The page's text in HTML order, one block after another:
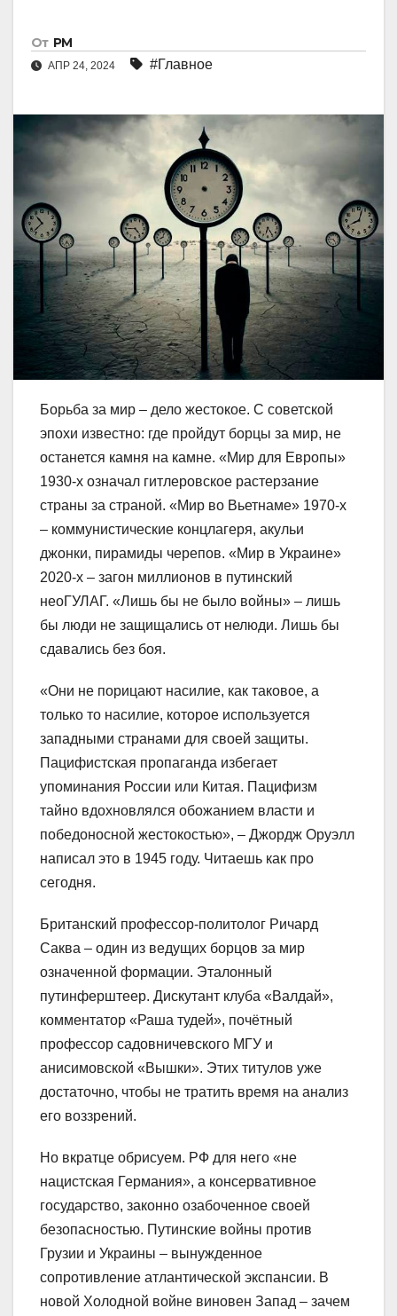
От РМ
АПР 24, 2024 #Главное
Борьба за мир – дело жестокое. С советской
эпохи известно: где пройдут борцы за мир, не
останется камня на камне. «Мир для Европы»
1930-х означал гитлеровское растерзание
страны за страной. «Мир во Вьетнаме» 1970-х
– коммунистические концлагеря, акульи
джонки, пирамиды черепов. «Мир в Украине»
2020-х – загон миллионов в путинский
неоГУЛАГ. «Лишь бы не было войны» – лишь
бы люди не защищались от нелюди. Лишь бы
сдавались без боя.
«Они не порицают насилие, как таковое, а
только то насилие, которое используется
западными странами для своей защиты.
Пацифистская пропаганда избегает
упоминания России или Китая. Пацифизм
тайно вдохновлялся обожанием власти и
победоносной жестокостью», – Джордж Оруэлл
написал это в 1945 году. Читаешь как про
сегодня.
Британский профессор-политолог Ричард
Саква – один из ведущих борцов за мир
означенной формации. Эталонный
путинферштеер. Дискутант клуба «Валдай»,
комментатор «Раша тудей», почётный
профессор садовничевского МГУ и
анисимовской «Вышки». Этих титулов уже
достаточно, чтобы не тратить время на анализ
его воззрений.
Но вкратце обрисуем. РФ для него «не
нацистская Германия», а консервативное
государство, законно озабоченное своей
безопасностью. Путинские войны против
Грузии и Украины – вынужденное
сопротивление атлантической экспансии. В
новой Холодной войне виновен Запад – зачем